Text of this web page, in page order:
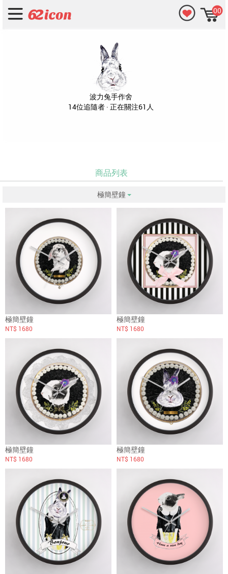
00
波力兔手作舍
14位追隨者 · 正在關注61人
商品列表
極簡壁鐘
極簡壁鐘
NT$ 1680
極簡壁鐘
NT$ 1680
極簡壁鐘
NT$ 1680
極簡壁鐘
NT$ 1680